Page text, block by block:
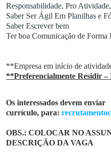
a
t
s
a
p
a
d
a
s
t
r
Responsabilidade, Pro
Saber Ser Ágil Em Planilhas e
Saber Escrever bem
Ter boa Comunicação de Forma
**Empresa em início de
**Preferencialmente Residir
Os interessados devem enviar
currículo, para:
OBS.: COLOCAR NO
DESCRIÇÃO DA VAGA